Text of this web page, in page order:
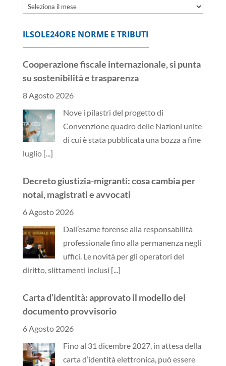
Archivi
ILSOLE24ORE NORME E TRIBUTI
Cooperazione fiscale internazionale, si punta
8 Agosto 2026
Nove i pilastri del progetto di
Convenzione quadro delle Nazioni unite
Decreto giustizia-migranti: cosa cambia per
notai, magistrati e avvocati
Dall’esame forense alla responsabilità
professionale fino alla permanenza negli
Carta d’identità: approvato il modello del
documento provvisorio
Fino al 31 dicembre 2027, in attesa della
carta d’identità elettronica, può essere